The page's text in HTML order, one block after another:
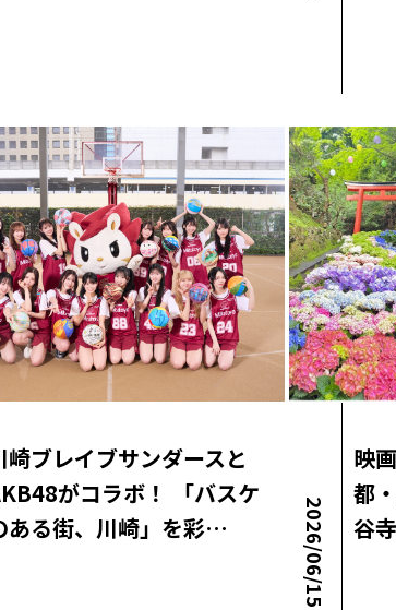
崎ブレイブサンダースと
がコラボ！ 「バスケ
ある街、川崎」を彩…
2026/06/15
映
都
谷